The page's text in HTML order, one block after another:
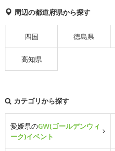
周辺の都道府県から探す
四国 徳島県
高知県
カテゴリから探す
愛媛県のGW(ゴールデンウィ
ーク)イベント